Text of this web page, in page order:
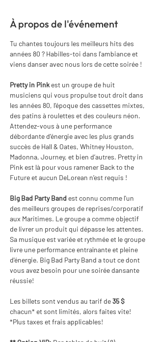
À propos de l'événement
Tu chantes toujours les meilleurs hits des
années 80 ? Habilles-toi dans l'ambiance et
viens danser avec nous lors de cette soirée !
Pretty in Pink est un groupe de huit
musiciens qui vous propulse tout droit dans
les années 80, l’époque des cassettes mixtes,
des patins à roulettes et des couleurs néon.
Attendez-vous à une performance
débordante d’énergie avec les plus grands
succès de Hall & Oates, Whitney Houston,
Madonna, Journey, et bien d’autres. Pretty in
Pink est là pour vous ramener Back to the
Future et aucun DeLorean n’est requis !
Big Bad Party Band est connu comme l'un
des meilleurs groupes de reprises/corporatif
aux Maritimes. Le groupe a comme objectif
de livrer un produit qui dépasse les attentes.
Sa musique est variée et rythmée et le groupe
livre une performance entraînante et pleine
d'énergie. Big Bad Party Band a tout ce dont
vous avez besoin pour une soirée dansante
réussie!
Les billets sont vendus au tarif de 35 $
chacun* et sont limités, alors faites vite!
*Plus taxes et frais applicables!